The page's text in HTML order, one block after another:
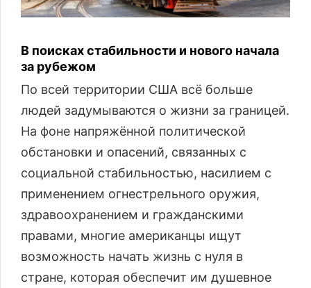
В поисках стабильности и нового начала
за рубежом
По всей территории США всё больше
людей задумываются о жизни за границей.
На фоне напряжённой политической
обстановки и опасений, связанных с
социальной стабильностью, насилием с
применением огнестрельного оружия,
здравоохранением и гражданскими
правами, многие американцы ищут
возможность начать жизнь с нуля в
стране, которая обеспечит им душевное